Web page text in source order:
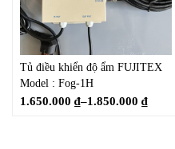
Tủ điều khiển độ ẩm FUJITEX
Model : Fog-1H
1.650.000 ₫–1.850.000 ₫